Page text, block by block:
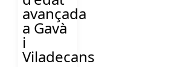
avançada
a Gavà
i
Viladecans